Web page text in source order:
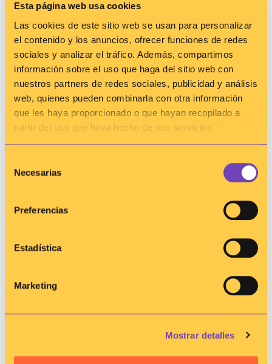
Esta página web usa cookies
Las cookies de este sitio web se usan para personalizar
el contenido y los anuncios, ofrecer funciones de redes
sociales y analizar el tráfico. Además, compartimos
información sobre el uso que haga del sitio web con
nuestros partners de redes sociales, publicidad y análisis
web, quienes pueden combinarla con otra información
que les haya proporcionado o que hayan recopilado a
partir del uso que haya hecho de sus servicios.
Necesarias
Preferencias
Estadística
Marketing
Mostrar detalles
Súmate